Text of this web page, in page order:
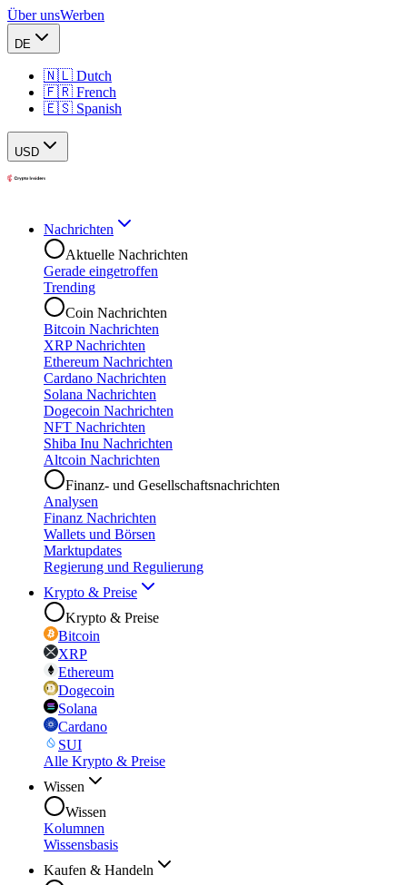
Über unsWerben
DE
🇳🇱 Dutch
🇫🇷 French
🇪🇸 Spanish
USD
Nachrichten
Aktuelle Nachrichten
Gerade eingetroffen
Trending
Coin Nachrichten
Bitcoin Nachrichten
XRP Nachrichten
Ethereum Nachrichten
Cardano Nachrichten
Solana Nachrichten
Dogecoin Nachrichten
NFT Nachrichten
Shiba Inu Nachrichten
Altcoin Nachrichten
Finanz- und Gesellschaftsnachrichten
Analysen
Finanz Nachrichten
Wallets und Börsen
Marktupdates
Regierung und Regulierung
Krypto & Preise
Krypto & Preise
Bitcoin
XRP
Ethereum
Dogecoin
Solana
Cardano
SUI
Alle Krypto & Preise
Wissen
Wissen
Kolumnen
Wissensbasis
Kaufen & Handeln